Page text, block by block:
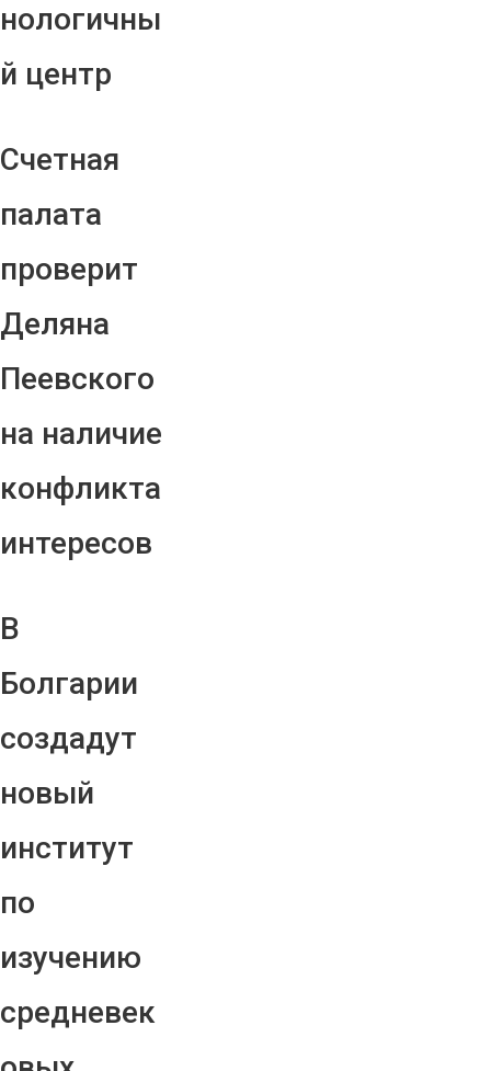
нологичны
й центр
Счетная
палата
проверит
Деляна
Пеевского
на наличие
конфликта
интересов
В
Болгарии
создадут
новый
институт
по
изучению
средневек